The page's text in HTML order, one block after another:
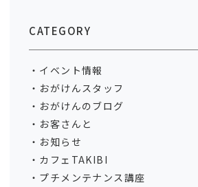
CATEGORY
イベント情報
おがけんスタッフ
おがけんのブログ
お客さんと
お知らせ
カフェTAKIBI
プチメンテナンス講座